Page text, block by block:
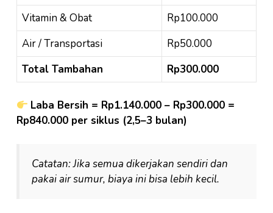
Vitamin & Obat
Rp100.000
Air / Transportasi
Rp50.000
Total Tambahan
Rp300.000
Laba Bersih = Rp1.140.000 – Rp300.000 =
Rp840.000 per siklus (2,5–3 bulan)
Catatan: Jika semua dikerjakan sendiri dan
pakai air sumur, biaya ini bisa lebih kecil.